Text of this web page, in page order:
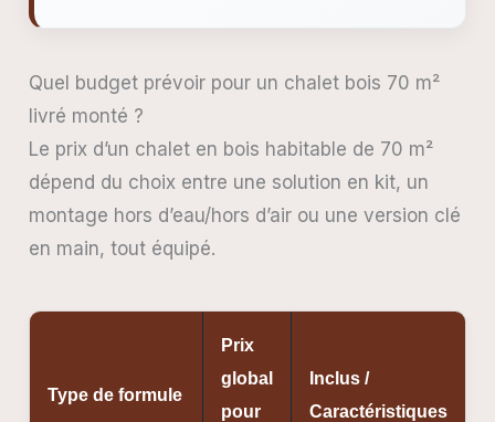
Quel budget prévoir pour un chalet bois 70 m²
livré monté ?
Le prix d’un chalet en bois habitable de 70 m²
dépend du choix entre une solution en kit, un
montage hors d’eau/hors d’air ou une version clé
en main, tout équipé.
Type de formule
Prix
global
pour
Inclus /
Caractéristiques